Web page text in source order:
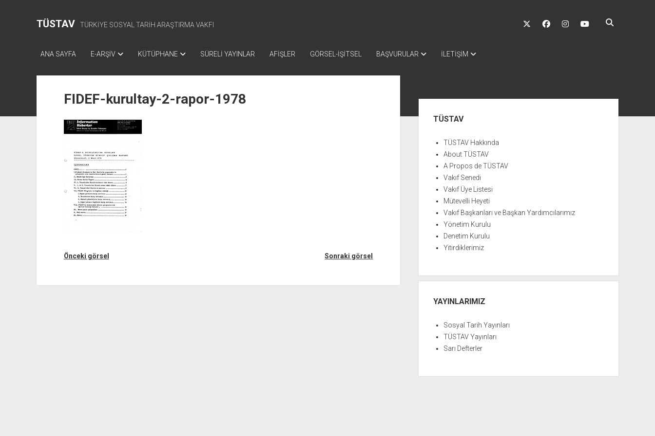
TÜSTAV TÜRKİYE SOSYAL TARİH ARAŞTIRMA VAKFI
twitter facebookinstagramyoutube
ANA SAYFA E-ARŞİV KÜTÜPHANE SÜRELİ YAYINLAR AFİŞLER GÖRSEL-İŞİTSEL BAŞVURULAR İLETİŞİM
FIDEF-kurultay-2-rapor-1978
Önceki görsel Sonraki görsel
MenüTÜSTAV
TÜSTAV Hakkında
About TÜSTAV
A Propos de TÜSTAV
Vakıf Senedi
Vakıf Üye Listesi
Mütevelli Heyeti
Vakıf Başkanları ve Başkan Yardımcılarımız
Yönetim Kurulu
Denetim Kurulu
Yitirdiklerimiz
YAYINLARIMIZ
Sosyal Tarih Yayınları
TÜSTAV Yayınları
Sarı Defterler